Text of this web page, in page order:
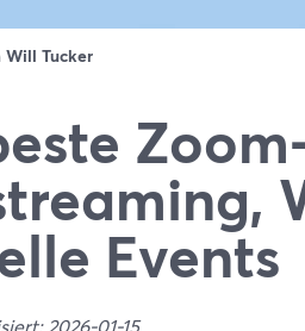
Will Tucker
Events
2026-01-15